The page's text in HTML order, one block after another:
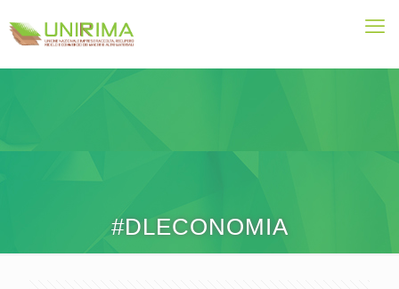
#DLECONOMIA